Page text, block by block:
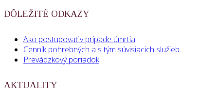
DÔLEŽITÉ ODKAZY
Ako postupovať v prípade úmrtia
Cenník pohrebných a s tým súvisiacich služieb
Prevádzkový poriadok
AKTUALITY